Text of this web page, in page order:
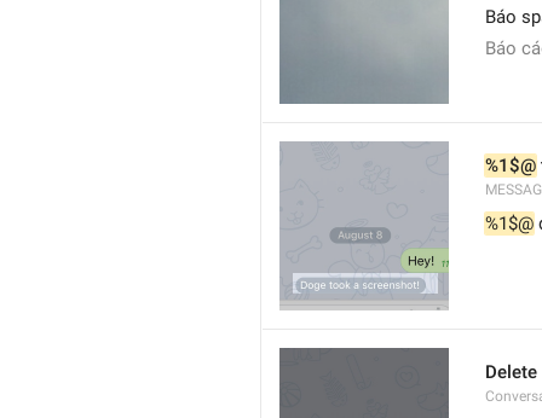
Báo
Báo
%1$@
%1$@